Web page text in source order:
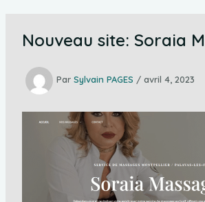
Nouveau site: Soraia
Par Sylvain PAGES / avril 4, 2023